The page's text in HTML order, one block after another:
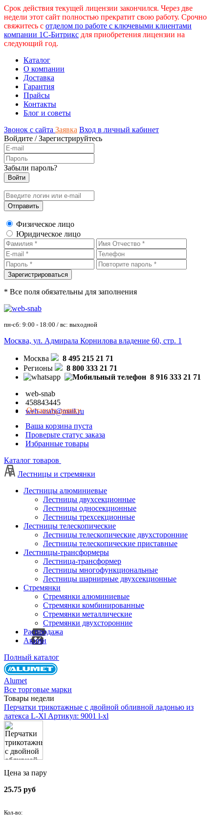
Срок действия текущей лицензии закончился. Через две
недели этот сайт полностью прекратит свою работу. Срочно
свяжитесь с отделом по работе с ключевыми клиентами
компании 1С-Битрикс для приобретения лицензии на
следующий год.
Каталог
О компании
Доставка
Гарантия
Прайсы
Контакты
Блог и советы
Звонок с сайта Заявка Вход в личный кабинет
Войдите /Зарегистрируйтесь
Забыли пароль?
Физическое лицо
Юридическое лицо
* Все поля обязательны для заполнения
пн-сб: 9:00 - 18:00 / вс: выходной
Москва, ул. Адмирала Корнилова владение 60, стр. 1
Москва
8 495 215 21 71
Регионы
8 800 333 21 71
8 916 333 21 71
web-snab
458843445
web-snab@mail.ru
Оставить заявку
Ваша корзина пуста
Проверьте статус заказа
Избранные товары
Каталог товаров
Лестницы и стремянки
Лестницы алюминиевые
Лестницы двухсекционные
Лестницы односекционные
Лестницы трехсекционные
Лестницы телескопические
Лестницы телескопические двухсторонние
Лестницы телескопические приставные
Лестницы-трансформеры
Лестница-трансформер
Лестницы многофункциональные
Лестницы шарнирные двухсекционные
Стремянки
Стремянки алюминиевые
Стремянки комбинированные
Стремянки металлические
Стремянки двухсторонние
Распродажа
Акции
Полный каталог
Alumet
Все торговые марки
Товары недели
Перчатки трикотажные с двойной обливной ладонью из
латекса L-Xl Артикул: 9001 l-xl
Цена за пару
25.75 руб
Кол-во: